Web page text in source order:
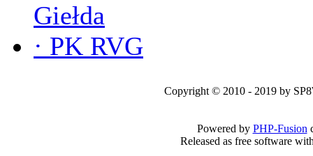
Giełda
· PK RVG
Copyright © 2010 - 2019 by
Powered by PHP-Fusion
Released as free software